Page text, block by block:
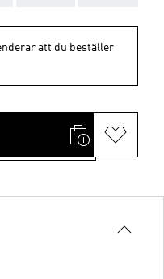
att du beställer